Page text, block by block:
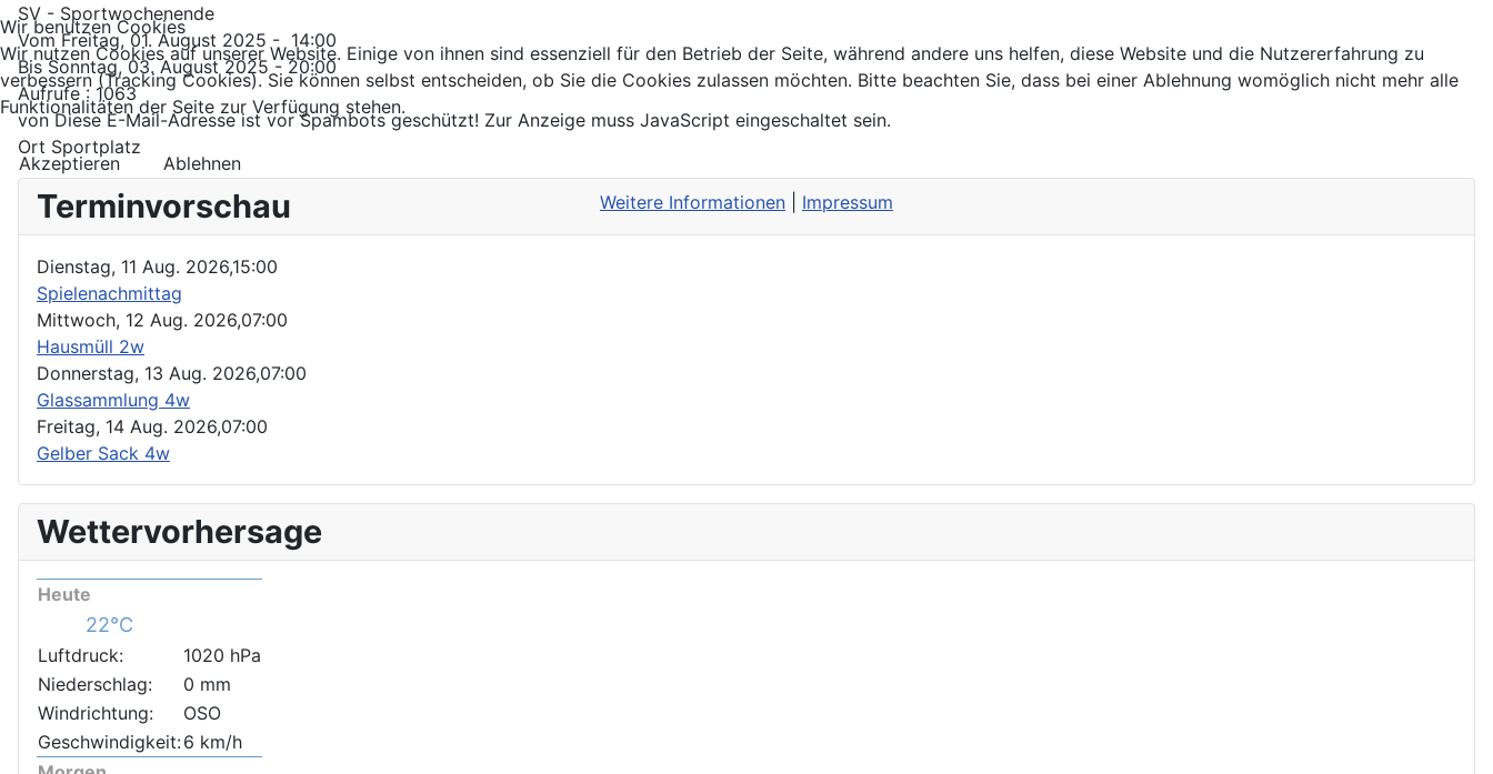
SV - Sportwochenende
Vom Freitag, 01. August 2025 - 14:00
Bis Sonntag, 03. August 2025 - 20:00
Aufrufe: 1063
vonDiese E-Mail-Adresse ist vor Spambots geschützt! Zur Anzeige muss JavaScript eingeschaltet sein.
Ort Sportplatz
Terminvorschau
Dienstag, 11 Aug. 2026,15:00
Spielenachmittag
Mittwoch, 12 Aug. 2026,07:00
Hausmüll 2w
Donnerstag, 13 Aug. 2026,07:00
Glassammlung 4w
Freitag, 14 Aug. 2026,07:00
Gelber Sack 4w
Wettervorhersage
Heute
22°C
Luftdruck:
1020 hPa
Niederschlag:
0 mm
Windrichtung:
OSO
Geschwindigkeit:6 km/h
Wir benutzen Cookies
Wir nutzen Cookies auf unserer Website. Einige von ihnen sind essenziell für den Betrieb der Seite, während andere uns helfen, diese Website und die Nutzererfahrung zu
verbessern (Tracking Cookies). Sie können selbst entscheiden, ob Sie die Cookies zulassen möchten. Bitte beachten Sie, dass bei einer Ablehnung womöglich nicht mehr alle
Funktionalitäten der Seite zur Verfügung stehen.
Akzeptieren
Ablehnen
Weitere Informationen
Impressum